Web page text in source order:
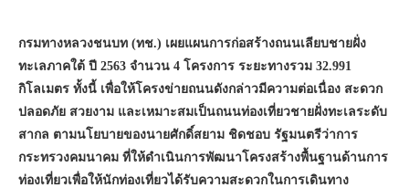
กรมทางหลวงชนบท (ทช.) เผยแผนการก่อสร้างถนนเลียบชายฝั่ง
ทะเลภาคใต้ ปี 2563 จำนวน 4 โครงการ ระยะทางรวม 32.991
กิโลเมตร ทั้งนี้ เพื่อให้โครงข่ายถนนดังกล่าวมีความต่อเนื่อง สะดวก
ปลอดภัย สวยงาม และเหมาะสมเป็นถนนท่องเที่ยวชายฝั่งทะเลระดับ
สากล ตามนโยบายของนายศักดิ์สยาม ชิดชอบ รัฐมนตรีว่าการ
กระทรวงคมนาคม ที่ให้ดำเนินการพัฒนาโครงสร้างพื้นฐานด้านการ
ท่องเที่ยวเพื่อให้นักท่องเที่ยวได้รับความสะดวกในการเดินทาง